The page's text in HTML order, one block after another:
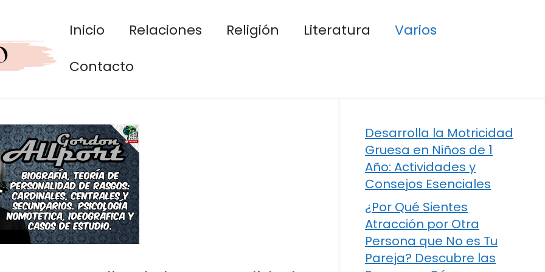
Inicio Relaciones Religión Literatura
Varios
Contacto
Desarrolla la Motricidad
Gruesa en Niños de 1
Año: Actividades y
Consejos Esenciales
¿Por Qué Sientes
Atracción por Otra
Persona que No es Tu
Pareja? Descubre las